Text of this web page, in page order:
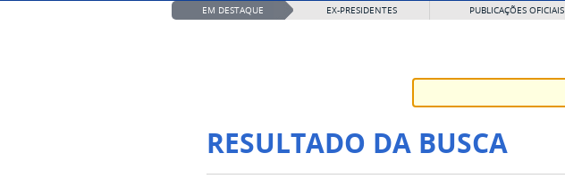
EM DESTAQUE EX-PRESIDENTES PUBLICAÇÕES OFICIAIS
RESULTADO DA BUSCA